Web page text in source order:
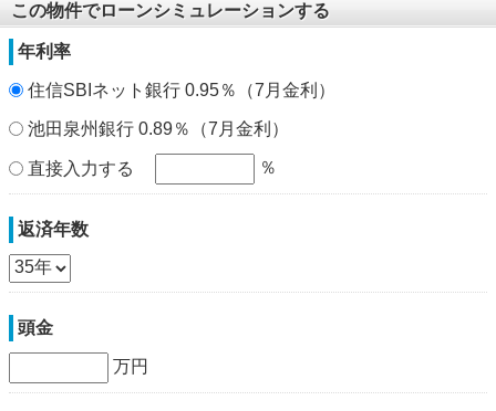
この物件でローンシミュレーションする
年利率
住信SBIネット銀行 0.95％（7月金利）
池田泉州銀行 0.89％（7月金利）
直接入力する ％
返済年数
頭金
万円